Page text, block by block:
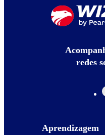
redes
Aprendizagem